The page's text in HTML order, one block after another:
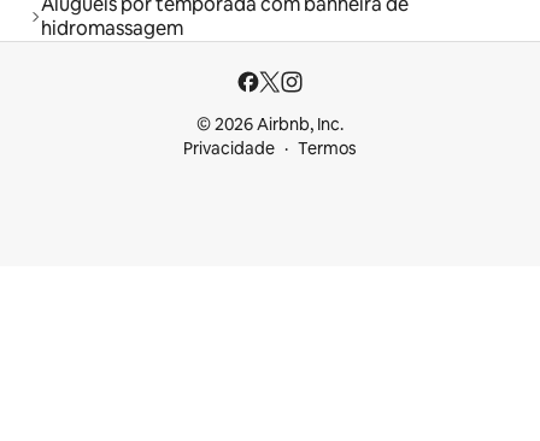
hidromassagem
© 2026 Airbnb, Inc.
Privacidade
Termos